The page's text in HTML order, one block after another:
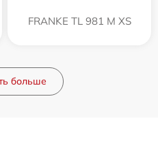
FRANKE TL 981 M XS
больше